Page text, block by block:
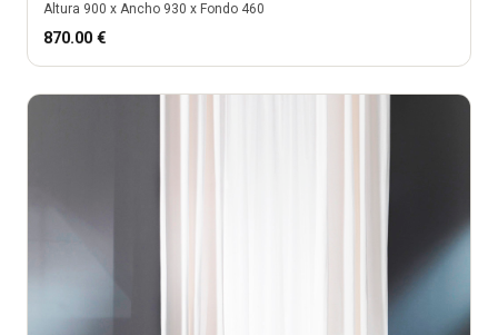
Altura 900 x Ancho 930 x Fondo 460
870.00 €